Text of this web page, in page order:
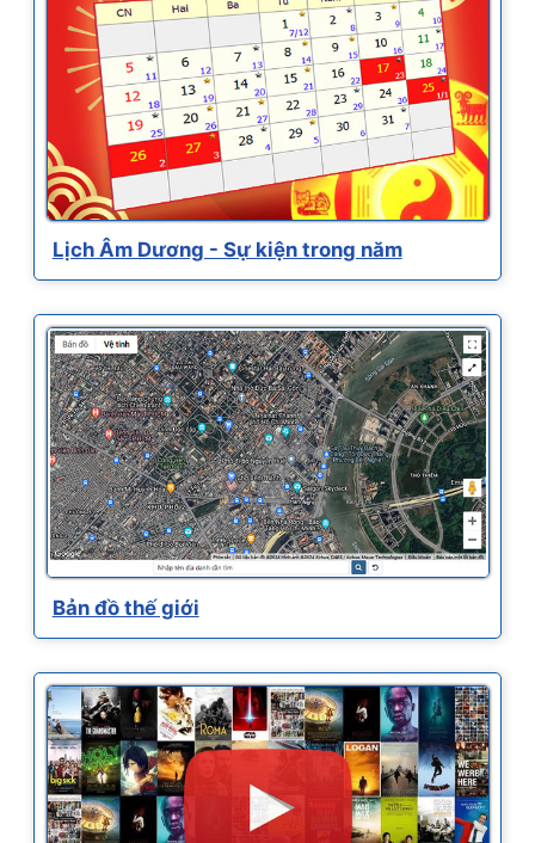
Lịch Âm Dương - Sự kiện trong năm
Bản đồ thế giới